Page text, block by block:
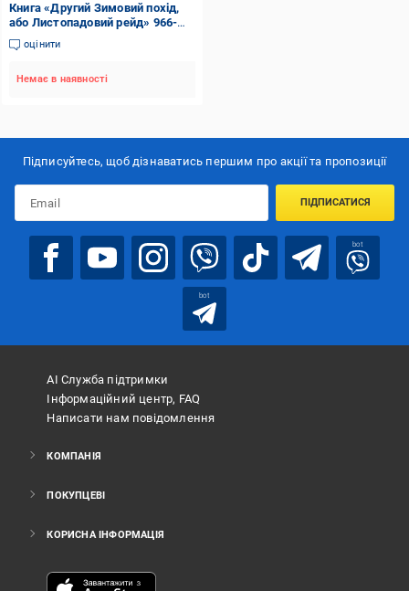
Книга «Другий Зимовий похід,
або Листопадовий рейд» 966-
7601-80-3
оцінити
Немає в наявності
Підписуйтесь, щоб дізнаватись першим про акції та пропозиції
ПІДПИСАТИСЯ
bot
bot
АІ Служба підтримки
Інформаційний центр, FAQ
Написати нам повідомлення
КОМПАНІЯ
ПОКУПЦЕВІ
КОРИСНА ІНФОРМАЦІЯ